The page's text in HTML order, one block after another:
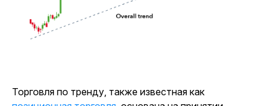
Торговля по тренду, также известная как